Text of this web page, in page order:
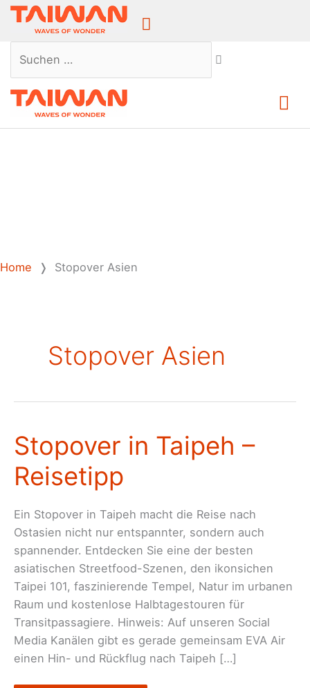
Above
Suchen …
Home ❭ Stopover Asien
Stopover Asien
Stopover in Taipeh –
Reisetipp
Ein Stopover in Taipeh macht die Reise nach
Ostasien nicht nur entspannter, sondern auch
spannender. Entdecken Sie eine der besten
asiatischen Streetfood-Szenen, den ikonsichen
Taipei 101, faszinierende Tempel, Natur im urbanen
Raum und kostenlose Halbtagestouren für
Transitpassagiere. Hinweis: Auf unseren Social
Media Kanälen gibt es gerade gemeinsam EVA Air
einen Hin- und Rückflug nach Taipeh […]